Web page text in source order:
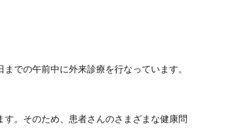
での午前中に外来診療を行なっています。
。そのため、患者さんのさまざまな健康問